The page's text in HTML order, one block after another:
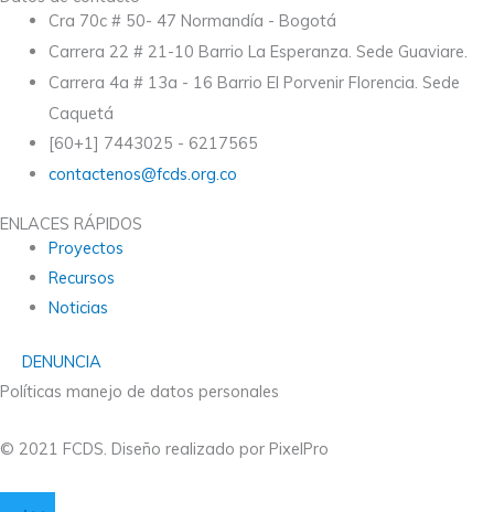
Cra 70c # 50- 47 Normandía - Bogotá
Carrera 22 # 21-10 Barrio La Esperanza. Sede Guaviare.
Carrera 4a # 13a - 16 Barrio El Porvenir Florencia. Sede
Caquetá
[60+1] 7443025 - 6217565
contactenos@fcds.org.co
ENLACES RÁPIDOS
Proyectos
Recursos
Noticias
DENUNCIA
Políticas manejo de datos personales
© 2021 FCDS. Diseño realizado por PixelPro